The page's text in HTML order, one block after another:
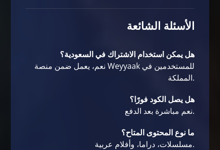
الأسئلة الشائعة
هل يمكن استخدام الاشتراك في السعودية؟
نعم، يعمل ضمن منصة Weyyaak للمستخدمين في
المملكة.
هل يصل الكود فورًا؟
نعم مباشرة بعد الدفع.
ما نوع المحتوى المتاح؟
مسلسلات، دراما، وأفلام عربية.